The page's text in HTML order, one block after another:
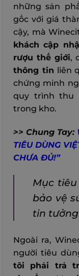
những sản
gốc với giá
cậy, mà
khách cập
rượu thế giới,
thông tin liên
chứng minh
quy trình thu
trong kho.
>> Chung Tay:
TIÊU DÙNG
CHƯA ĐỦ!”
Mục
bảo vệ
tin
Ngoài ra,
người tiêu
tôi phải trả